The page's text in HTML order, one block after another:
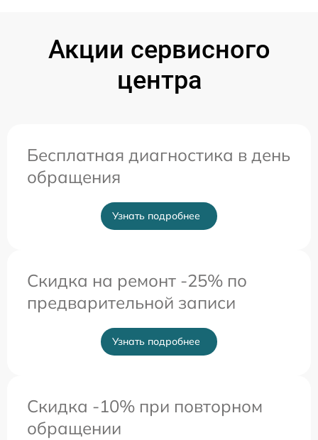
Акции сервисного
центра
Бесплатная диагностика в день
обращения
Узнать подробнее
Скидка на ремонт -25% по
предварительной записи
Узнать подробнее
Скидка -10% при повторном
обращении